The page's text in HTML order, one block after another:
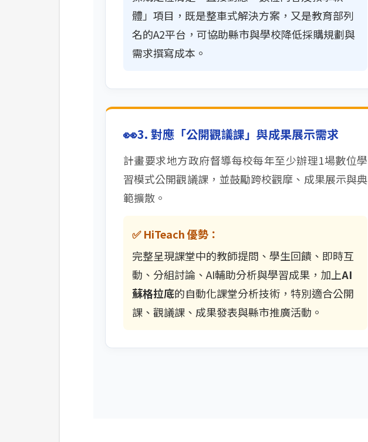
體」項目，既是整車式解決方案，又是教育部列
名的A2平台，可協助縣市與學校降低採購規劃與
需求撰寫成本。
👀3. 對應「公開觀議課」與成果展示需求
計畫要求地方政府督導每校每年至少辦理1場數位學
習模式公開觀議課，並鼓勵跨校觀摩、成果展示與典
範擴散。
✅ HiTeach 優勢：
完整呈現課堂中的教師提問、學生回饋、即時互
動、分組討論、AI輔助分析與學習成果，加上AI
蘇格拉底的自動化課堂分析技術，特別適合公開
課、觀議課、成果發表與縣市推廣活動。